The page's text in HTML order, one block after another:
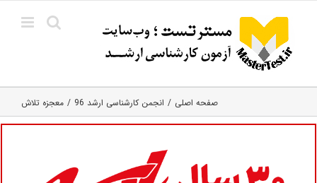
content
صفحه اصلی انجمن کارشناسی ارشد 96 معجزه تلاش